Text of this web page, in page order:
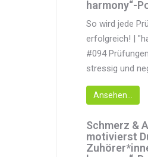
harmony“-
So wird jede
erfolgreich! |
#094
stressig und
Ansehen...
Schmerz &
motivierst